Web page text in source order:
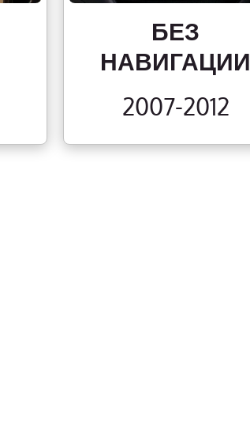
БЕЗ
НАВИГАЦИИ
2007-2012